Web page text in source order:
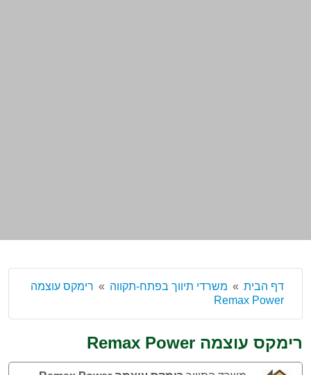
דף הבית משרדי תיווך בפתח-תקווה
רימקס עוצמה
Remax Power
רימקס עוצמה Remax Power